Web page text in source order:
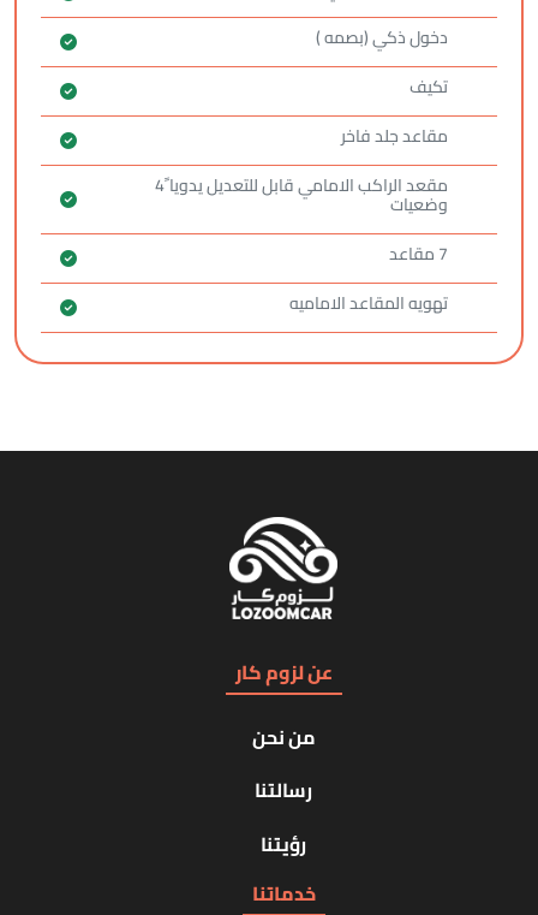
دخول ذكي (بصمه )
تكيف
مقاعد جلد فاخر
مقعد الراكب الامامي قابل للتعديل يدويا ً4
وضعيات
تهويه المقاعد الاماميه
عن لزوم كار
من نحن
رسالتنا
رؤيتنا
خدماتنا